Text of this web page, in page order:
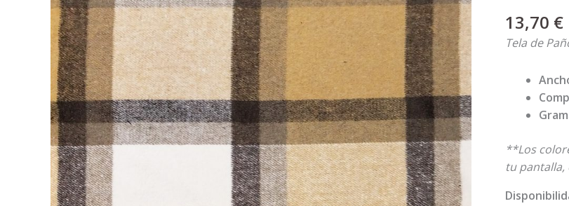
13,70 €
Tela de
**Los
tu pantalla,
Cuadros
Arena